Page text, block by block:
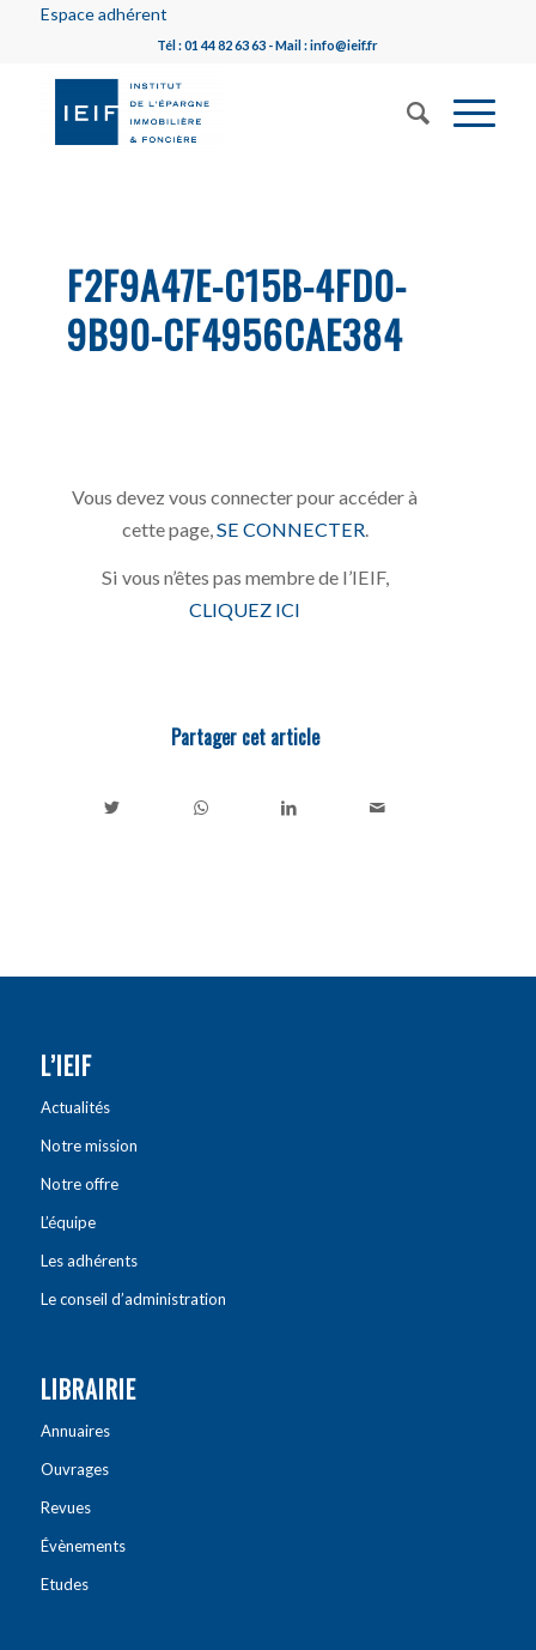
Espace adhérent
Tél : 01 44 82 63 63 - Mail : info@ieif.fr
F2F9A47E-C15B-4FD0-
9B90-CF4956CAE384
Vous devez vous connecter pour accéder à
cette page, SE CONNECTER
Si vous n’êtes pas membre de l’IEIF,
CLIQUEZ ICI
Partager cet article
L’IEIF
Actualités
Notre mission
Notre offre
L’équipe
Les adhérents
Le conseil d’administration
LIBRAIRIE
Annuaires
Ouvrages
Revues
Évènements
Etudes